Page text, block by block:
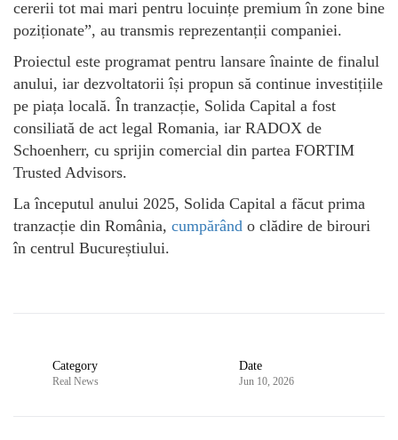
cererii tot mai mari pentru locuințe premium în zone bine
poziționate”, au transmis reprezentanții companiei.
Proiectul este programat pentru lansare înainte de finalul
anului, iar dezvoltatorii își propun să continue investițiile
pe piața locală. În tranzacție, Solida Capital a fost
consiliată de act legal Romania, iar RADOX de
Schoenherr, cu sprijin comercial din partea FORTIM
Trusted Advisors.
La începutul anului 2025, Solida Capital a făcut prima
tranzacție din România, cumpărând o clădire de birouri
în centrul Bucureștiului.
Category
Real News
Date
Jun 10, 2026